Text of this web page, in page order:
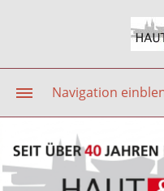
Navigation